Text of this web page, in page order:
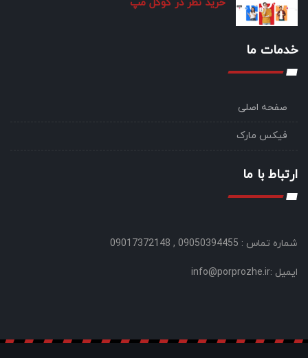
خرید نظر در گوگل مپ
خدمات ما
صفحه اصلی
فیکس مارک
ارتباط با ما
شماره تماس : 09050394455 , 09017372148
ایمیل :info@porprozhe.ir